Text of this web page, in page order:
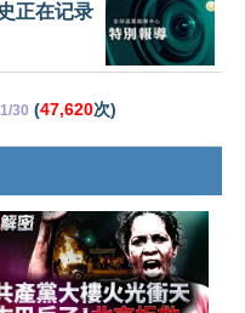
正在记录
30 (47,620次)